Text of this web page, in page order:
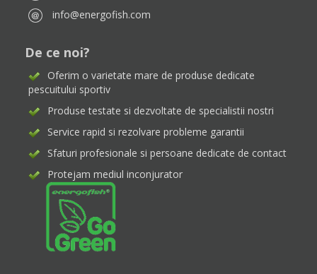
info@energofish.com
De ce noi?
Oferim o varietate mare de produse dedicate
pescuitului sportiv
Produse testate si dezvoltate de specialistii nostri
Service rapid si rezolvare probleme garantii
Sfaturi profesionale si persoane dedicate de contact
Protejam mediul inconjurator